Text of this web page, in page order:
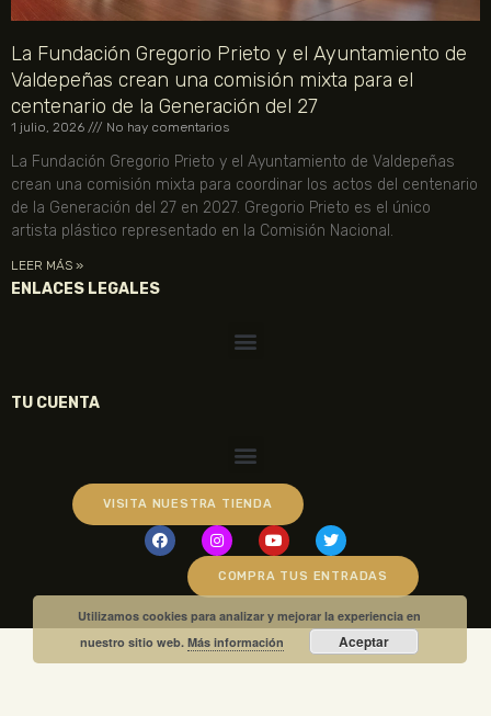
La Fundación Gregorio Prieto y el Ayuntamiento de
Valdepeñas crean una comisión mixta para el
centenario de la Generación del 27
1 julio, 2026 No hay comentarios
La Fundación Gregorio Prieto y el Ayuntamiento de Valdepeñas
crean una comisión mixta para coordinar los actos del centenario
de la Generación del 27 en 2027. Gregorio Prieto es el único
artista plástico representado en la Comisión Nacional.
LEER MÁS »
ENLACES LEGALES
TU CUENTA
VISITA NUESTRA TIENDA
COMPRA TUS ENTRADAS
Utilizamos cookies para analizar y mejorar la experiencia en
nuestro sitio web.Más información Aceptar